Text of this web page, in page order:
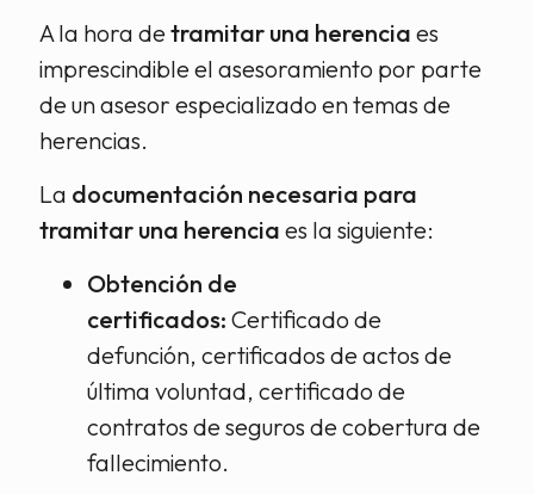
A la hora detramitar una herencia es
imprescindible el asesoramiento por parte
de un asesor especializado en temas de
herencias.
La documentación necesaria para
tramitar una herencia es la siguiente:
Obtención de
certificados: Certificado de
defunción, certificados de actos de
última voluntad, certificado de
contratos de seguros de cobertura de
fallecimiento.